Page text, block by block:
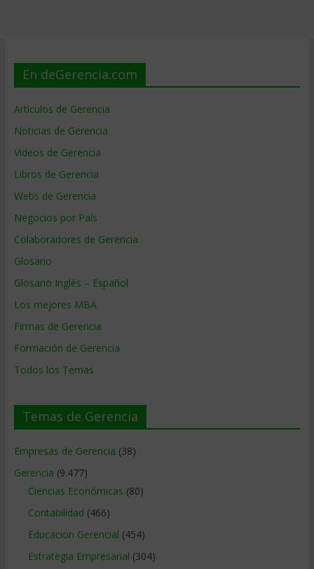
En deGerencia.com
Artículos de Gerencia
Noticias de Gerencia
Videos de Gerencia
Libros de Gerencia
Webs de Gerencia
Negocios por País
Colaboradores de Gerencia
Glosario
Glosario Inglés – Español
Los mejores MBA
Firmas de Gerencia
Formación de Gerencia
Todos los Temas
Temas de Gerencia
Empresas de Gerencia (38)
Gerencia (9.477)
Ciencias Económicas (80)
Contabilidad (466)
Educacion Gerencial (454)
Estrategia Empresarial (304)